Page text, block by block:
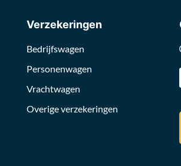
Verzekeringen
Bedrijfswagen
Personenwagen
Vrachtwagen
Overige verzekeringen